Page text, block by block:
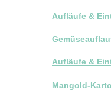
Aufläufe &
Aufläufe &
Mangold-